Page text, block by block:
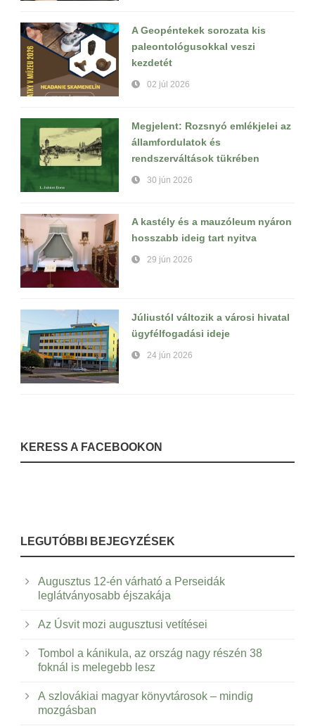
A Geopéntekek sorozata kis
paleontológusokkal veszi
kezdetét
02 júl 2026
Megjelent: Rozsnyó emlékjelei az
államfordulatok és
rendszerváltások tükrében
30 jún 2026
A kastély és a mauzóleum nyáron
hosszabb ideig tart nyitva
29 jún 2026
Júliustól változik a városi hivatal
ügyfélfogadási ideje
24 jún 2026
KERESS A FACEBOOKON
LEGUTÓBBI BEJEGYZÉSEK
Augusztus 12-én várható a Perseidák
leglátványosabb éjszakája
Az Úsvit mozi augusztusi vetítései
Tombol a kánikula, az ország nagy részén 38
foknál is melegebb lesz
A szlovákiai magyar könyvtárosok – mindig
mozgásban